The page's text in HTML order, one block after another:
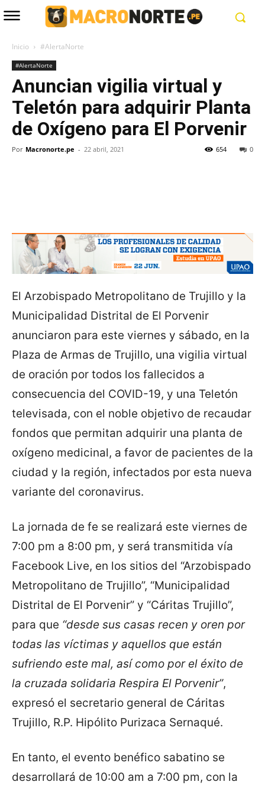
Inicio #AlertaNorte
#AlertaNorte
Anuncian vigilia virtual y
Teletón para adquirir Planta
de Oxígeno para El Porvenir
Por Macronorte.pe - 22 abril, 2021 0
654
El Arzobispado Metropolitano de Trujillo y la
Municipalidad Distrital de El Porvenir
anunciaron para este viernes y sábado, en la
Plaza de Armas de Trujillo, una vigilia virtual
de oración por todos los fallecidos a
consecuencia del COVID-19, y una Teletón
televisada, con el noble objetivo de recaudar
fondos que permitan adquirir una planta de
oxígeno medicinal, a favor de pacientes de la
ciudad y la región, infectados por esta nueva
variante del coronavirus.
La jornada de fe se realizará este viernes de
7:00 pm a 8:00 pm, y será transmitida vía
Facebook Live, en los sitios del “Arzobispado
Metropolitano de Trujillo”, “Municipalidad
Distrital de El Porvenir” y “Cáritas Trujillo”,
para que “desde sus casas recen y oren por
todas las víctimas y aquellos que están
sufriendo este mal, así como por el éxito de
la cruzada solidaria Respira El Porvenir”,
expresó el secretario general de Cáritas
Trujillo, R.P. Hipólito Purizaca Sernaqué.
En tanto, el evento benéfico sabatino se
desarrollará de 10:00 am a 7:00 pm, con la